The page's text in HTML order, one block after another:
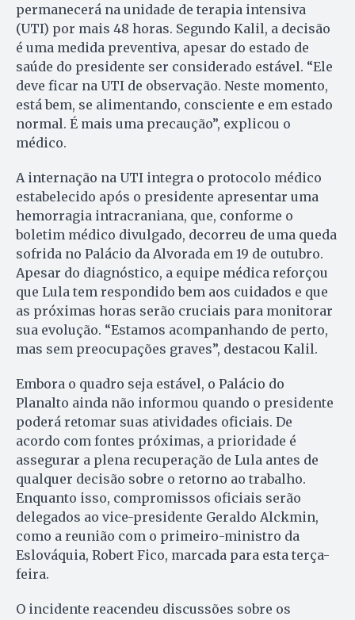
permanecerá na unidade de terapia intensiva
(UTI) por mais 48 horas. Segundo Kalil, a decisão
é uma medida preventiva, apesar do estado de
saúde do presidente ser considerado estável. “Ele
deve ficar na UTI de observação. Neste momento,
está bem, se alimentando, consciente e em estado
normal. É mais uma precaução”, explicou o
médico.
A internação na UTI integra o protocolo médico
estabelecido após o presidente apresentar uma
hemorragia intracraniana, que, conforme o
boletim médico divulgado, decorreu de uma queda
sofrida no Palácio da Alvorada em 19 de outubro.
Apesar do diagnóstico, a equipe médica reforçou
que Lula tem respondido bem aos cuidados e que
as próximas horas serão cruciais para monitorar
sua evolução. “Estamos acompanhando de perto,
mas sem preocupações graves”, destacou Kalil.
Embora o quadro seja estável, o Palácio do
Planalto ainda não informou quando o presidente
poderá retomar suas atividades oficiais. De
acordo com fontes próximas, a prioridade é
assegurar a plena recuperação de Lula antes de
qualquer decisão sobre o retorno ao trabalho.
Enquanto isso, compromissos oficiais serão
delegados ao vice-presidente Geraldo Alckmin,
como a reunião com o primeiro-ministro da
Eslováquia, Robert Fico, marcada para esta terça-
feira.
O incidente reacendeu discussões sobre os